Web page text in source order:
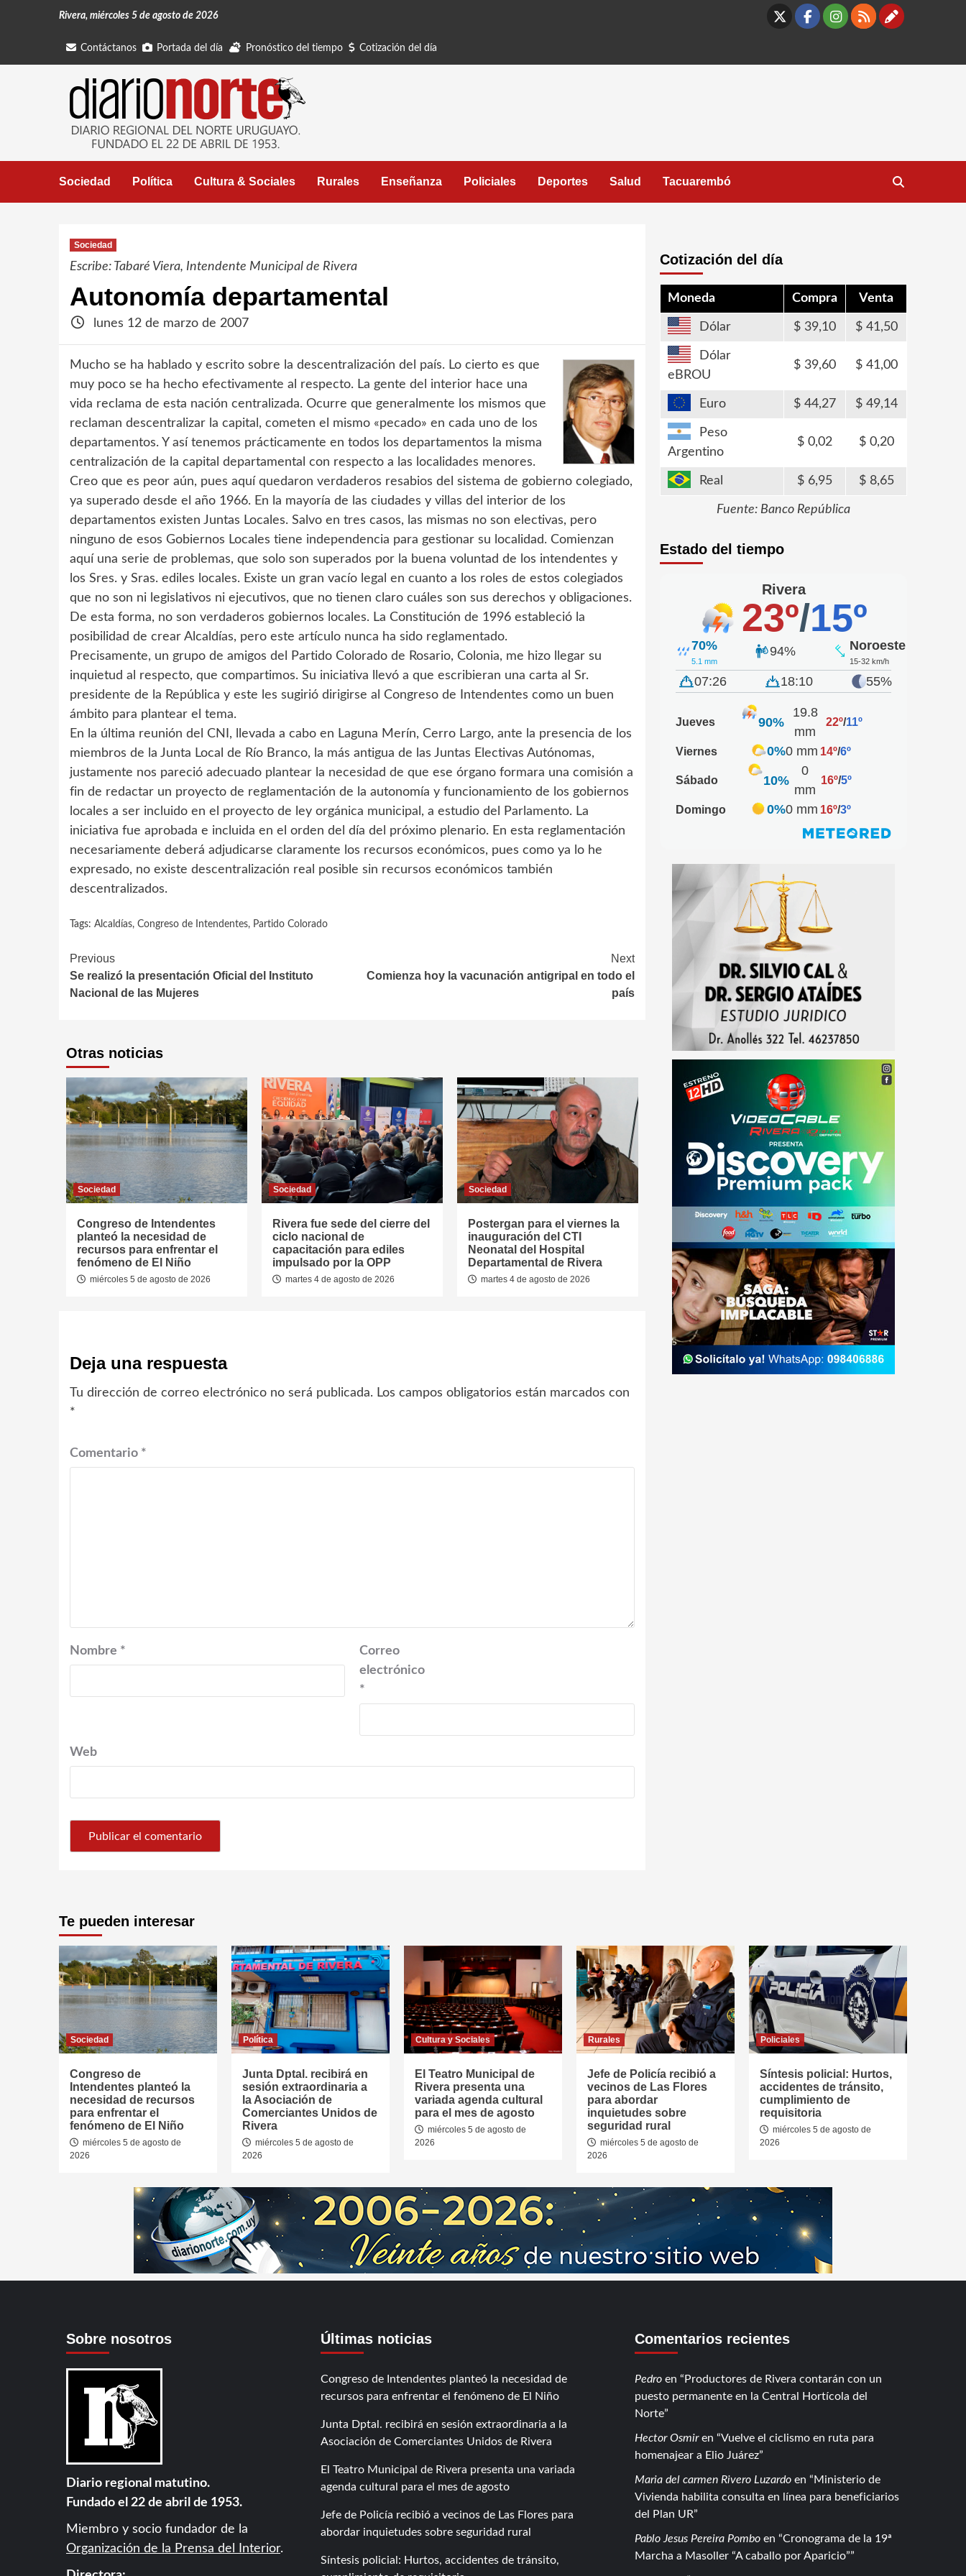
Rivera, miércoles 5 de agosto de 2026
Contáctanos Portada del día Pronóstico del tiempo Cotización del día
X Facebook
Instagram
RSS
Sociedad Política Cultura & Sociales Rurales Enseñanza Policiales Deportes Salud Tacuarembó
Sociedad
Escribe: Tabaré Viera, Intendente Municipal de Rivera
Autonomía departamental
lunes 12 de marzo de 2007
Mucho se ha hablado y escrito sobre la descentralización del país. Lo cierto es que
muy poco se ha hecho efectivamente al respecto. La gente del interior hace una
vida reclama de esta nación centralizada. Ocurre que generalmente los mismos que
reclaman descentralizar la capital, cometen el mismo «pecado» en cada uno de los
departamentos. Y así tenemos prácticamente en todos los departamentos la misma
centralización de la capital departamental con respecto a las localidades menores.
Creo que es peor aún, pues aquí quedaron verdaderos resabios del sistema de gobierno colegiado,
ya superado desde el año 1966. En la mayoría de las ciudades y villas del interior de los
departamentos existen Juntas Locales. Salvo en tres casos, las mismas no son electivas, pero
ninguno de esos Gobiernos Locales tiene independencia para gestionar su localidad. Comienzan
aquí una serie de problemas, que solo son superados por la buena voluntad de los intendentes y
los Sres. y Sras. ediles locales. Existe un gran vacío legal en cuanto a los roles de estos colegiados
que no son ni legislativos ni ejecutivos, que no tienen claro cuáles son sus derechos y obligaciones.
De esta forma, no son verdaderos gobiernos locales. La Constitución de 1996 estableció la
posibilidad de crear Alcaldías, pero este artículo nunca ha sido reglamentado.
Precisamente, un grupo de amigos del Partido Colorado de Rosario, Colonia, me hizo llegar su
inquietud al respecto, que compartimos. Su iniciativa llevó a que escribieran una carta al Sr.
presidente de la República y este les sugirió dirigirse al Congreso de Intendentes como un buen
ámbito para plantear el tema.
En la última reunión del CNI, llevada a cabo en Laguna Merín, Cerro Largo, ante la presencia de los
miembros de la Junta Local de Río Branco, la más antigua de las Juntas Electivas Autónomas,
justamente nos pareció adecuado plantear la necesidad de que ese órgano formara una comisión a
fin de redactar un proyecto de reglamentación de la autonomía y funcionamiento de los gobiernos
locales a ser incluido en el proyecto de ley orgánica municipal, a estudio del Parlamento. La
iniciativa fue aprobada e incluida en el orden del día del próximo plenario. En esta reglamentación
necesariamente deberá adjudicarse claramente los recursos económicos, pues como ya lo he
expresado, no existe descentralización real posible sin recursos económicos también
descentralizados.
Tags: Alcaldías, Congreso de Intendentes, Partido Colorado
Continue
Reading
Previous
Se realizó la presentación Oficial del Instituto
Nacional de las Mujeres
Next
Comienza hoy la vacunación antigripal en todo el
país
Otras noticias
Sociedad
Congreso de Intendentes
planteó la necesidad de
recursos para enfrentar el
fenómeno de El Niño
miércoles 5 de agosto de 2026
Sociedad
Rivera fue sede del cierre del
ciclo nacional de
capacitación para ediles
impulsado por la OPP
martes 4 de agosto de 2026
Sociedad
Postergan para el viernes la
inauguración del CTI
Neonatal del Hospital
Departamental de Rivera
martes 4 de agosto de 2026
Deja una respuesta
Tu dirección de correo electrónico no será publicada. Los campos obligatorios están marcados con
*
Comentario *
Nombre *
Correo
electrónico
*
Web
Cotización del día
Moneda Compra Venta
Dólar 39,10 41,50
Dólar
eBROU
39,60 41,00
Euro 44,27 49,14
Peso
Argentino
0,02 0,20
Real 6,95 8,65
Fuente: Banco República
Estado del tiempo
Rivera
23º/15º
70%
5.1 mm
94% Noroeste
15-32 km/h
07:26 18:10 55%
Jueves 90%
19.8
mm
22º/11º
Viernes 0%0 mm 14º/6º
Sábado 10%
0
mm
16º/5º
Domingo 0%0 mm 16º/3º
Te pueden interesar
Sociedad
Congreso de
Intendentes planteó la
necesidad de recursos
para enfrentar el
fenómeno de El Niño
miércoles 5 de agosto de
2026
Política
Junta Dptal. recibirá en
sesión extraordinaria a
la Asociación de
Comerciantes Unidos de
Rivera
miércoles 5 de agosto de
2026
Cultura y Sociales
El Teatro Municipal de
Rivera presenta una
variada agenda cultural
para el mes de agosto
miércoles 5 de agosto de
2026
Rurales
Jefe de Policía recibió a
vecinos de Las Flores
para abordar
inquietudes sobre
seguridad rural
miércoles 5 de agosto de
2026
Policiales
Síntesis policial: Hurtos,
accidentes de tránsito,
cumplimiento de
requisitoria
miércoles 5 de agosto de
2026
Sobre nosotros
Diario regional matutino.
Fundado el 22 de abril de 1953.
Miembro y socio fundador de la
Organización de la Prensa del Interior.
Últimas noticias
Congreso de Intendentes planteó la necesidad de
recursos para enfrentar el fenómeno de El Niño
Junta Dptal. recibirá en sesión extraordinaria a la
Asociación de Comerciantes Unidos de Rivera
El Teatro Municipal de Rivera presenta una variada
agenda cultural para el mes de agosto
Jefe de Policía recibió a vecinos de Las Flores para
abordar inquietudes sobre seguridad rural
Síntesis policial: Hurtos, accidentes de tránsito,
Comentarios recientes
Pedroen
Productores de Rivera contarán con un
puesto permanente en la Central Hortícola del
Norte
Hector Osmiren
Vuelve el ciclismo en ruta para
homenajear a Elio Juárez
Maria del carmen Rivero Luzardoen
Ministerio de
Vivienda habilita consulta en línea para beneficiarios
del Plan UR
Pablo Jesus Pereira Pomboen
Cronograma de la 19ª
Marcha a Masoller “A caballo por Aparicio”